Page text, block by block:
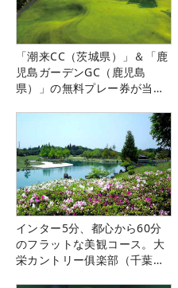
「潮来CC（茨城県）」＆「鹿
児島ガーデンGC（鹿児島
県）」の無料プレー券が当た
インター5分、都心から60分
のフラットな美観コース。大
栄カントリー俱楽部（千葉